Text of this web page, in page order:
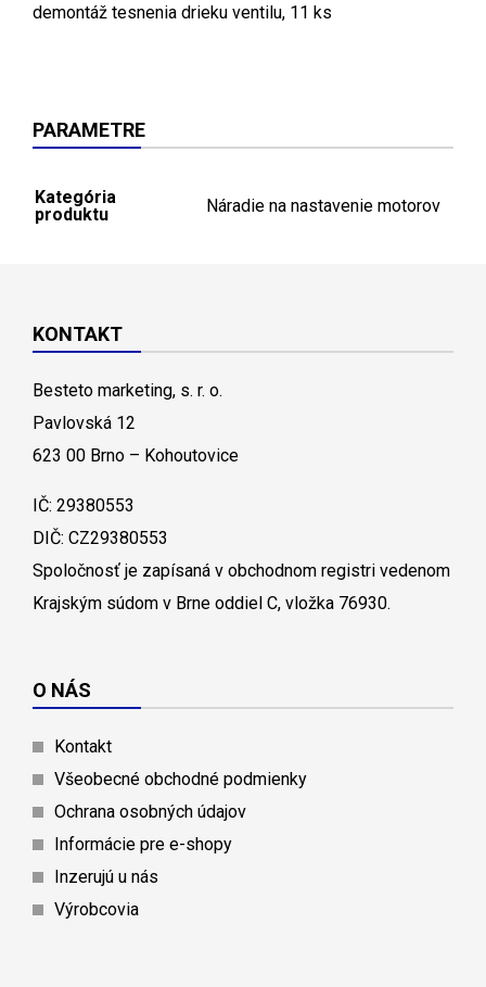
demontáž tesnenia drieku ventilu, 11 ks
PARAMETRE
Kategória
produktu
Náradie na nastavenie motorov
KONTAKT
Besteto marketing, s. r. o.
Pavlovská 12
623 00 Brno – Kohoutovice
IČ: 29380553
DIČ: CZ29380553
Spoločnosť je zapísaná v obchodnom registri vedenom
Krajským súdom v Brne oddiel C, vložka 76930.
O NÁS
Kontakt
Všeobecné obchodné podmienky
Ochrana osobných údajov
Informácie pre e-shopy
Inzerujú u nás
Výrobcovia